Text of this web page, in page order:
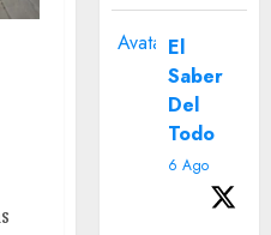
Avatar El
Saber
Del
Todo
6 Ago